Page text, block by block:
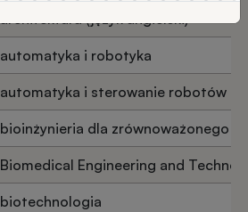
automatyka i robotyka
automatyka i sterowanie robotów
bioinżynieria dla zrównoważonego
Biomedical Engineering and
biotechnologia